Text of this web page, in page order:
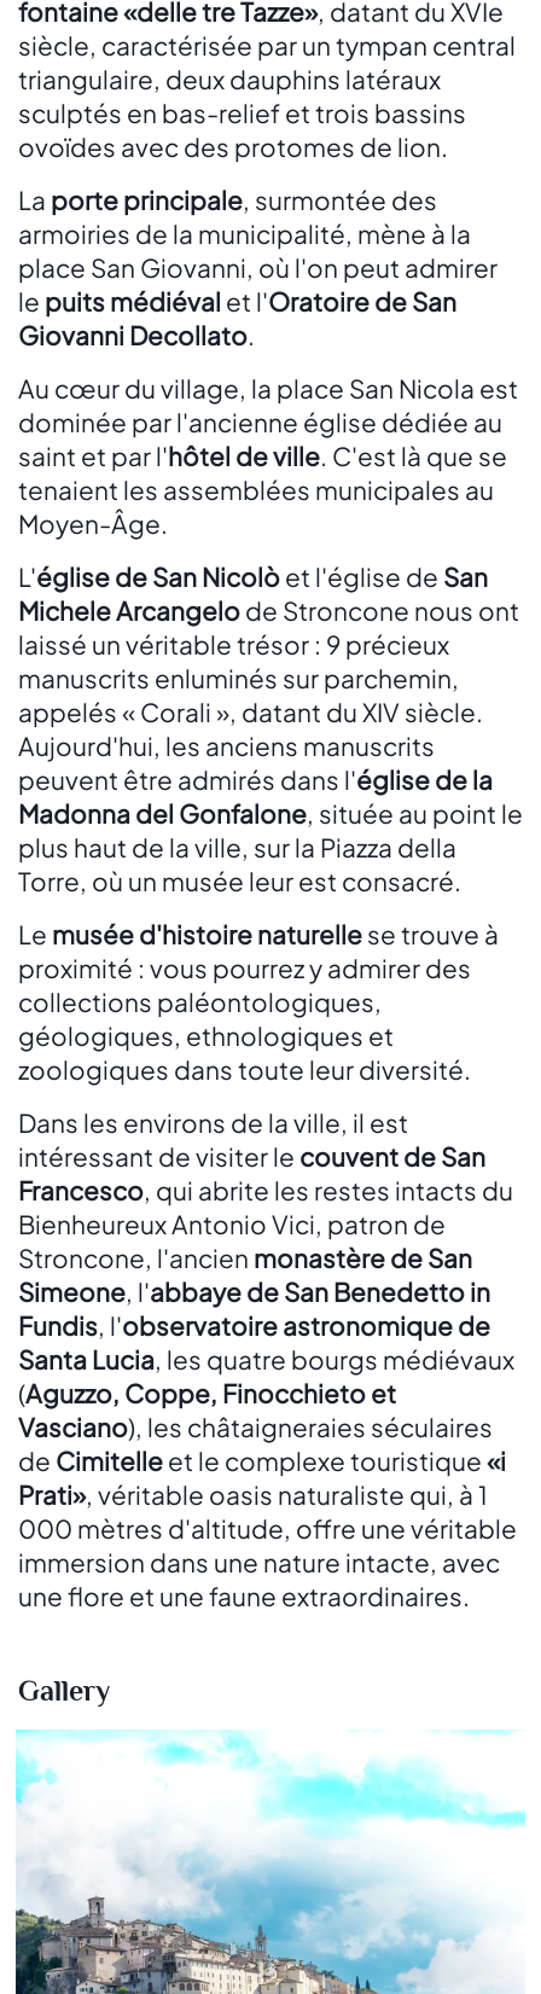
fontaine «delle tre Tazze», datant du XVIe
siècle, caractérisée par un tympan central
triangulaire, deux dauphins latéraux
sculptés en bas-relief et trois bassins
ovoïdes avec des protomes de lion.
La porte principale, surmontée des
armoiries de la municipalité, mène à la
place San Giovanni, où l'on peut admirer
le puits médiéval et l'Oratoire de San
Giovanni Decollato.
Au cœur du village, la place San Nicola est
dominée par l'ancienne église dédiée au
saint et par l'hôtel de ville. C'est là que se
tenaient les assemblées municipales au
Moyen-Âge.
L'église de San Nicolòet l'église de San
Michele Arcangelode Stroncone nous ont
laissé un véritable trésor : 9 précieux
manuscrits enluminés sur parchemin,
appelés « Corali », datant du XIV siècle.
Aujourd'hui, les anciens manuscrits
peuvent être admirés dans l'église de la
Madonna del Gonfalone, située au point le
plus haut de la ville, sur la Piazza della
Torre, où un musée leur est consacré.
Le musée d'histoire naturellese trouve à
proximité : vous pourrez y admirer des
collections paléontologiques,
géologiques, ethnologiques et
zoologiques dans toute leur diversité.
Dans les environs de la ville, il est
intéressant de visiter le couvent de San
Francesco, qui abrite les restes intacts du
Bienheureux Antonio Vici, patron de
Stroncone, l'ancien monastère de San
Simeone, l'abbaye de San Benedetto in
Fundis, l'observatoire astronomique de
Santa Lucia, les quatre bourgs médiévaux
(Aguzzo, Coppe, Finocchieto et
Vasciano), les châtaigneraies séculaires
de Cimitelleet le complexe touristique«i
Prati», véritable oasis naturaliste qui, à 1
000 mètres d'altitude, offre une véritable
immersion dans une nature intacte, avec
une flore et une faune extraordinaires.
Gallery